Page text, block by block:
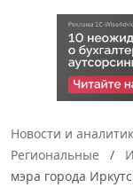
Новости и
Региональные
мэра города